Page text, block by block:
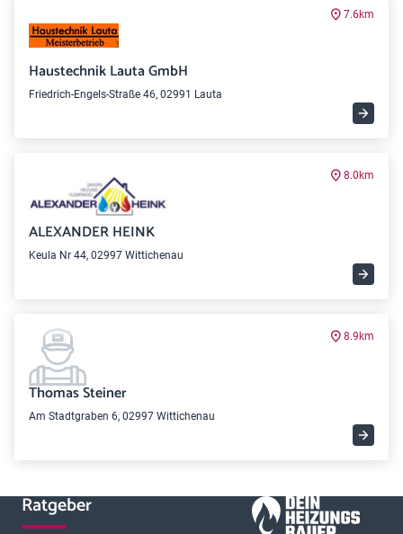
7.6km
Haustechnik Lauta GmbH
Friedrich-Engels-Straße 46, 02991 Lauta
8.0km
ALEXANDER HEINK
Keula Nr 44, 02997 Wittichenau
8.9km
Thomas Steiner
Am Stadtgraben 6, 02997 Wittichenau
Ratgeber